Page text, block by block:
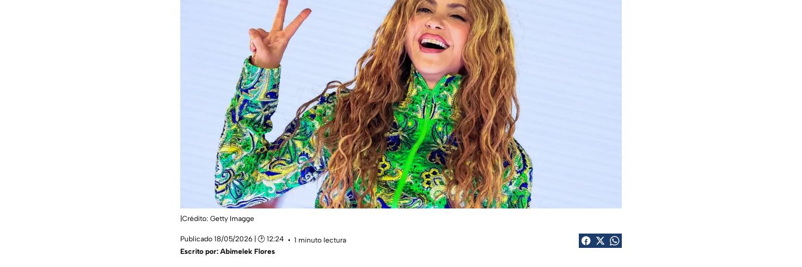
|Crédito: Getty Imagge
Publicado 18/05/2026 | 🕑 12:24
1 minuto lectura
Escrito por: Abimelek Flores